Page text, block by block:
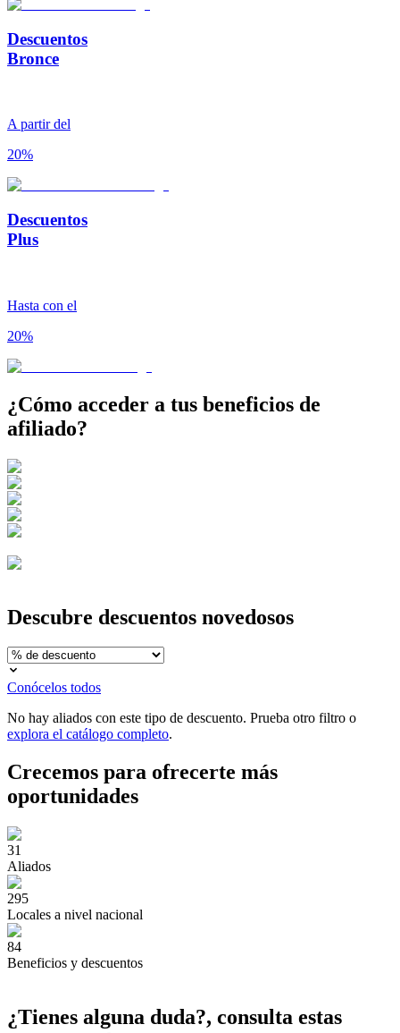
Descuentos
Bronce
A partir del
20%
Descuentos
Plus
Hasta con el
20%
¿Cómo acceder a tus beneficios de
afiliado?
Descubre descuentos novedosos
Conócelos todos
No hay aliados con este tipo de descuento. Prueba otro filtro o
explora el catálogo completo.
Crecemos para ofrecerte más
oportunidades
31
Aliados
295
Locales a nivel nacional
84
Beneficios y descuentos
¿Tienes alguna duda?, consulta estas